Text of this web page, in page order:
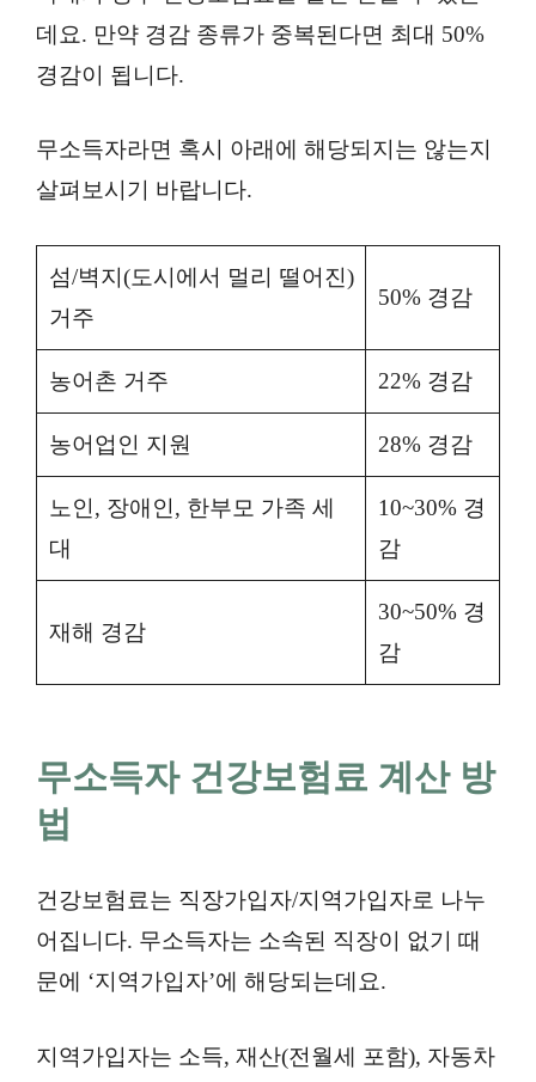
데요. 만약 경감 종류가 중복된다면 최대 50%
경감이 됩니다.
무소득자라면 혹시 아래에 해당되지는 않는지
살펴보시기 바랍니다.
섬/벽지(도시에서 멀리 떨어진)
거주
50% 경감
농어촌 거주 22% 경감
농어업인 지원 28% 경감
노인, 장애인, 한부모 가족 세
대
10~30% 경
감
재해 경감
30~50% 경
감
무소득자 건강보험료 계산 방
법
건강보험료는 직장가입자/지역가입자로 나누
어집니다. 무소득자는 소속된 직장이 없기 때
문에 ‘지역가입자’에 해당되는데요.
지역가입자는 소득, 재산(전월세 포함), 자동차